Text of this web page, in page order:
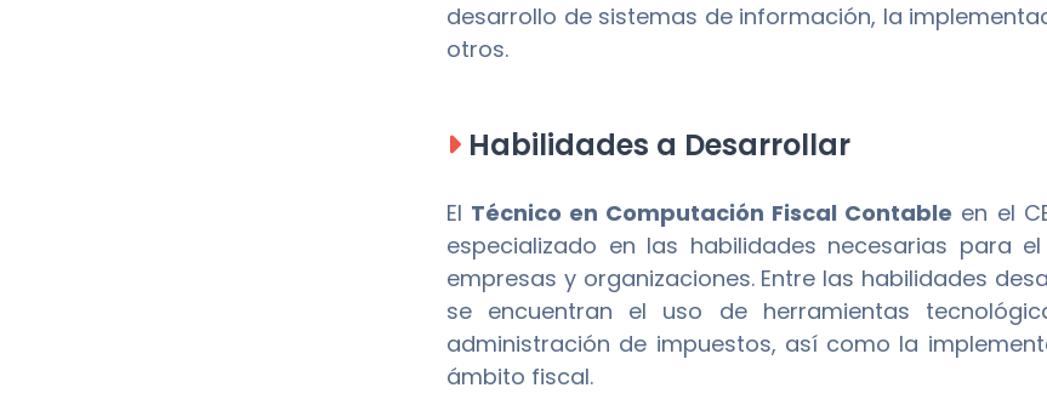
desarrollo de sistemas de información, la
otros.
Habilidades a Desarrollar
El Técnico en Computación Fiscal Contable en el
especializado en las habilidades necesarias para
empresas y organizaciones. Entre las habilidades
se encuentran el uso de herramientas
administración de impuestos, así como la
ámbito fiscal.